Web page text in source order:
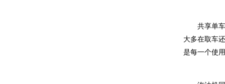
共享单
大多在取车
是每一个使